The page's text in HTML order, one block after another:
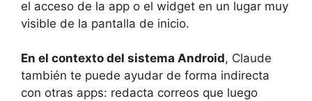
el acceso de la app o el widget en un lugar muy
visible de la pantalla de inicio.
En el contexto del sistema Android, Claude
también te puede ayudar de forma indirecta
con otras apps: redacta correos que luego